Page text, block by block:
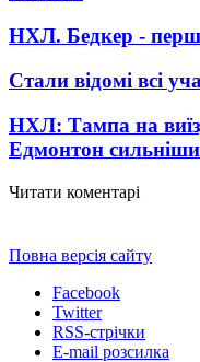
НХЛ. Бедкер -
Стали відомі всі
НХЛ: Тампа на
Едмонтон
Читати коментарі
Повна версія сайту
Facebook
Twitter
RSS-стрічки
E-mail розсилка